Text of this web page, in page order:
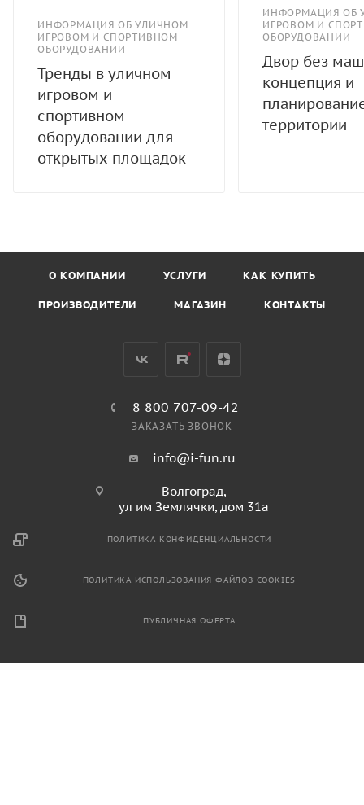
ИНФОРМАЦИЯ ОБ УЛИЧНОМ
ИГРОВОМ И СПОРТИВНОМ
ОБОРУДОВАНИИ
Тренды в уличном
игровом и
спортивном
оборудовании для
открытых площадок
ИНФОРМАЦИЯ ОБ
ИГРОВОМ И
ОБОРУДОВАНИИ
Двор без
концепция и
территории
О КОМПАНИИ УСЛУГИ КАК КУПИТЬ
ПРОИЗВОДИТЕЛИ МАГАЗИН КОНТАКТЫ
8 800 707-09-42
ЗАКАЗАТЬ ЗВОНОК
info@i-fun.ru
Волгоград,
ул им Землячки, дом 31а
ПОЛИТИКА КОНФИДЕНЦИАЛЬНОСТИ
ПОЛИТИКА ИСПОЛЬЗОВАНИЯ ФАЙЛОВ COOKIES
ПУБЛИЧНАЯ ОФЕРТА